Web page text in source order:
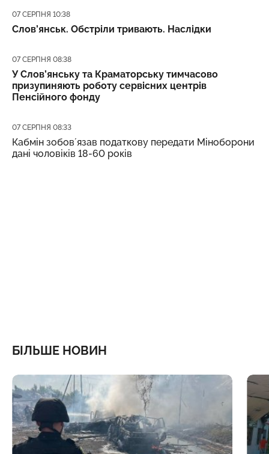
Дата публікації
07 СЕРПНЯ 10:38
Слов’янськ. Обстріли тривають. Наслідки
Дата публікації
07 СЕРПНЯ 08:38
У Слов’янську та Краматорську тимчасово
призупиняють роботу сервісних центрів
Пенсійного фонду
Дата публікації
07 СЕРПНЯ 08:33
Кабмін зобовʼязав податкову передати Міноборони
дані чоловіків 18-60 років
БІЛЬШЕ НОВИН